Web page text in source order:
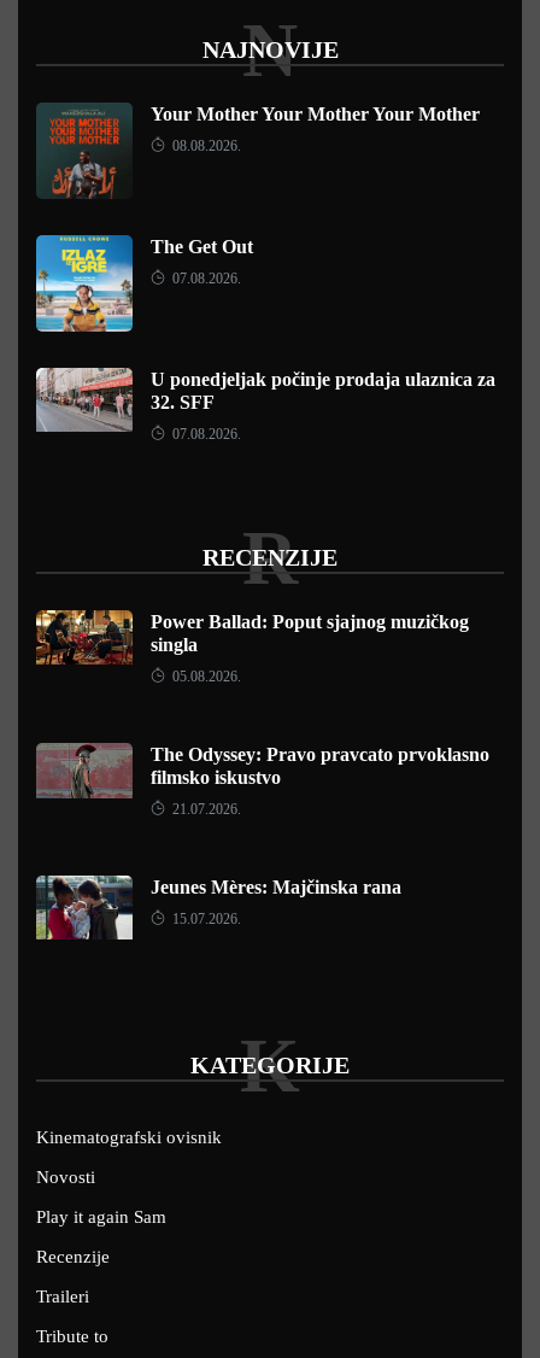
NAJNOVIJE
N
Your Mother Your Mother Your Mother
08.08.2026.
The Get Out
07.08.2026.
U ponedjeljak počinje prodaja ulaznica za
32. SFF
07.08.2026.
RECENZIJE
R
Power Ballad: Poput sjajnog muzičkog
singla
05.08.2026.
The Odyssey: Pravo pravcato prvoklasno
filmsko iskustvo
21.07.2026.
Jeunes Mères: Majčinska rana
15.07.2026.
KATEGORIJE
K
Kinematografski ovisnik
Novosti
Play it again Sam
Recenzije
Traileri
Tribute to